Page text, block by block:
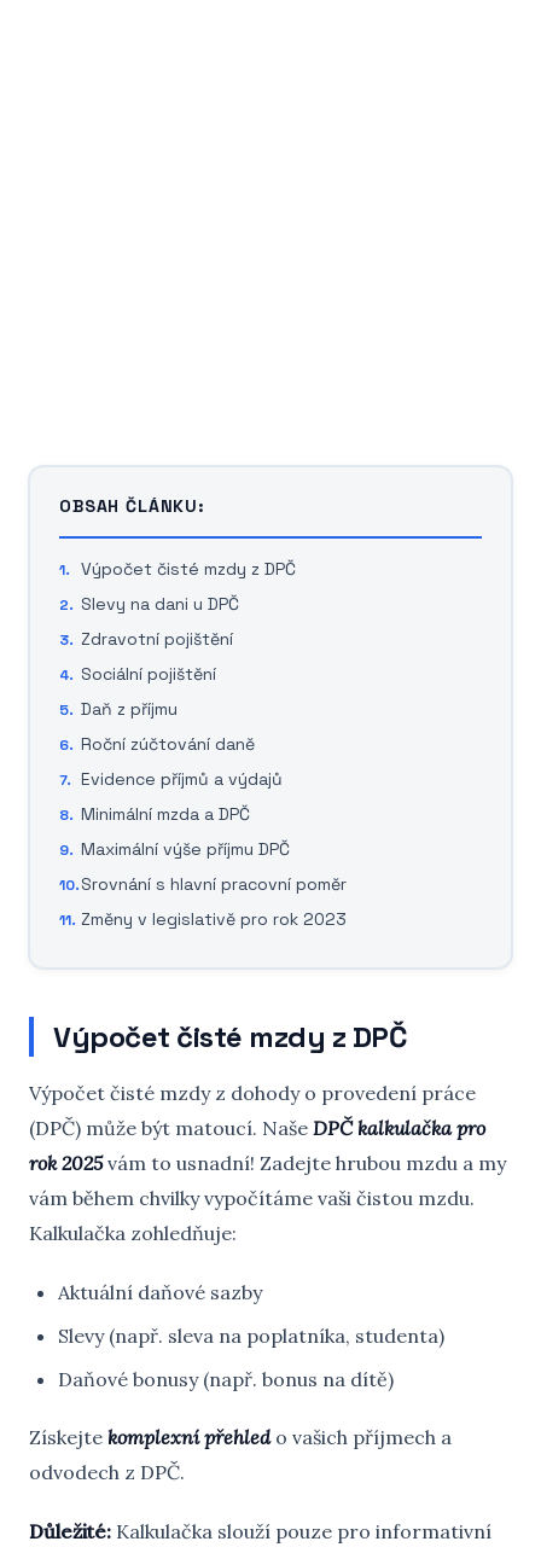
OBSAH ČLÁNKU:
Výpočet čisté mzdy z DPČ
Slevy na dani u DPČ
Zdravotní pojištění
Sociální pojištění
Daň z příjmu
Roční zúčtování daně
Evidence příjmů a výdajů
Minimální mzda a DPČ
Maximální výše příjmu DPČ
Srovnání s hlavní pracovní poměr
Změny v legislativě pro rok 2023
Výpočet čisté mzdy z DPČ
Výpočet čisté mzdy z dohody o provedení práce
(DPČ) může být matoucí. Naše DPČ kalkulačka pro
rok 2025vám to usnadní! Zadejte hrubou mzdu a my
vám během chvilky vypočítáme vaši čistou mzdu.
Kalkulačka zohledňuje:
Aktuální daňové sazby
Slevy (např. sleva na poplatníka, studenta)
Daňové bonusy (např. bonus na dítě)
Získejte komplexní přehledo vašich příjmech a
odvodech z DPČ.
Důležité: Kalkulačka slouží pouze pro informativní